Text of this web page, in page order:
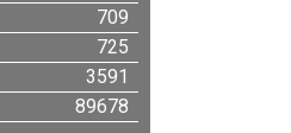
709
725
3591
89678